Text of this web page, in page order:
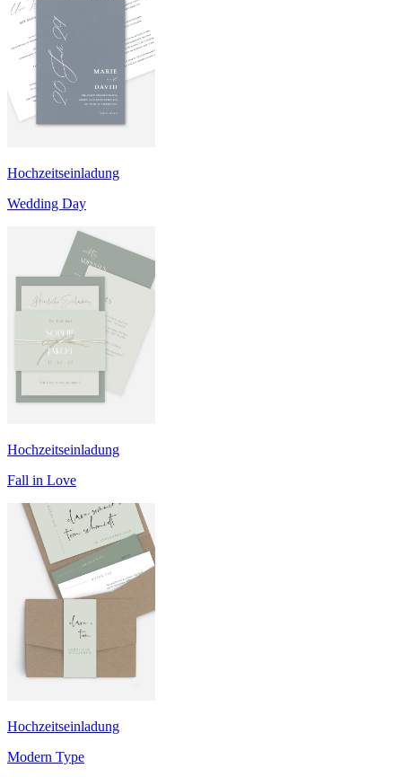
Hochzeitseinladung
Wedding Day
Hochzeitseinladung
Fall in Love
Hochzeitseinladung
Modern Type